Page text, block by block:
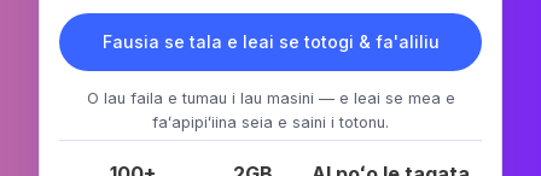
Fausia se tala e leai se totogi & fa'aliliu
O lau faila e tumau i lau masini — e leai se mea e
faʻapipiʻiina seia e saini i totonu.